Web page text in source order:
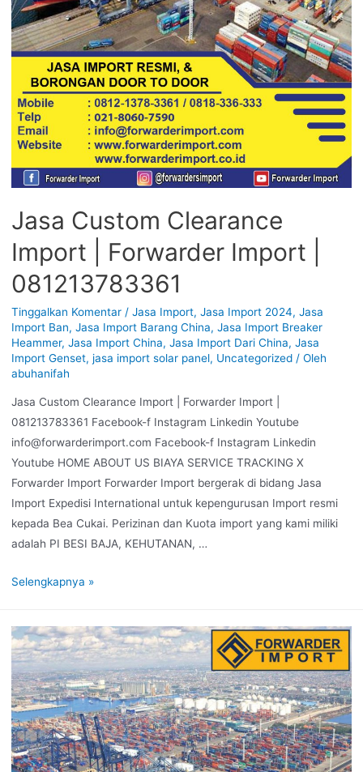
Jasa Custom Clearance
Import | Forwarder Import |
081213783361
Tinggalkan Komentar / Jasa Import, Jasa Import 2024, Jasa
Import Ban, Jasa Import Barang China, Jasa Import Breaker
Heammer, Jasa Import China, Jasa Import Dari China, Jasa
Import Genset, jasa import solar panel, Uncategorized/ Oleh
abuhanifah
Jasa Custom Clearance Import | Forwarder Import |
081213783361 Facebook-f Instagram Linkedin Youtube
info@forwarderimport.com Facebook-f Instagram Linkedin
Youtube HOME ABOUT US BIAYA SERVICE TRACKING X
Forwarder Import Forwarder Import bergerak di bidang Jasa
Import Expedisi International untuk kepengurusan Import resmi
kepada Bea Cukai. Perizinan dan Kuota import yang kami miliki
adalah PI BESI BAJA, KEHUTANAN, …
Selengkapnya »